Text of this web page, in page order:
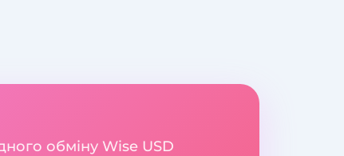
обміну Wise USD